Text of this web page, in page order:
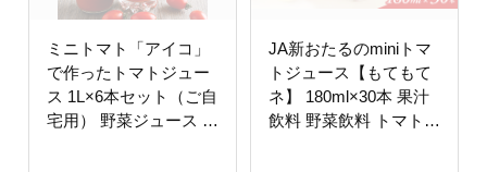
ミニトマト「アイコ」
で作ったトマトジュー
ス 1L×6本セット（ご自
宅用） 野菜ジュース 果
JA新おたるのminiトマ
トジュース【もてもて
ネ】 180ml×30本 果汁
飲料 野菜飲料 トマト